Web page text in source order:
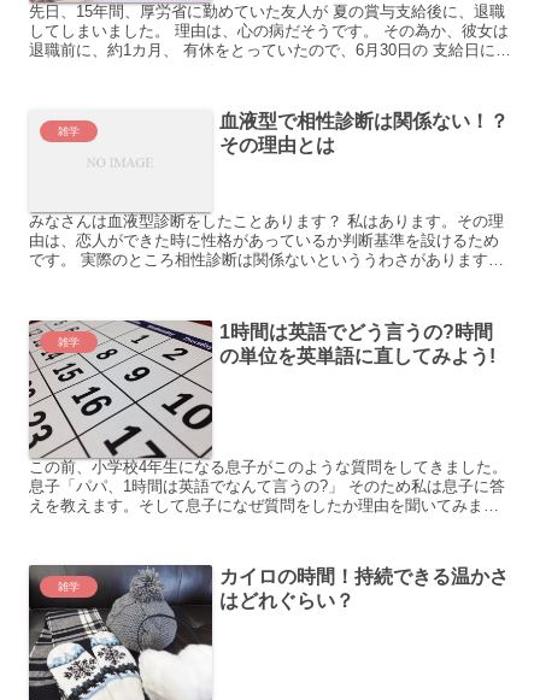
先日、15年間、厚労省に勤めていた友人が 夏の賞与支給後に、退職
してしまいました。 理由は、心の病だそうです。 その為か、彼女は
退職前に、約1カ月、 有休をとっていたので、6月30日の 支給日に
雑学
血液型で相性診断は関係ない！？
その理由とは
みなさんは血液型診断をしたことあります？ 私はあります。その理
由は、恋人ができた時に性格があっているか判断基準を設けるため
です。 実際のところ相性診断は関係ないといううわさがあります。
雑学
1時間は英語でどう言うの?時間
の単位を英単語に直してみよう!
この前、小学校4年生になる息子がこのような質問をしてきました。
息子「パパ、1時間は英語でなんて言うの?」 そのため私は息子に答
えを教えます。そして息子になぜ質問をしたか理由を聞いてみます
雑学
カイロの時間！持続できる温かさ
はどれぐらい？